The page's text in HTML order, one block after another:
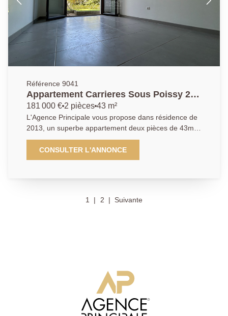
Référence 9041
Appartement Carrieres Sous Poissy 2
pièce(s) 44 m2
181 000 € 2 pièces 43 m²
L'Agence Principale vous propose dans résidence de
2013, un superbe appartement deux pièces de 43m²
offrant une pièce à vivre donnant sur une belle
terrasse, une cuisine américaine aménagée et
équipée, une chambre, une salle d'eau avec WC. Une
CONSULTER L'ANNONCE
1 2 Suivante